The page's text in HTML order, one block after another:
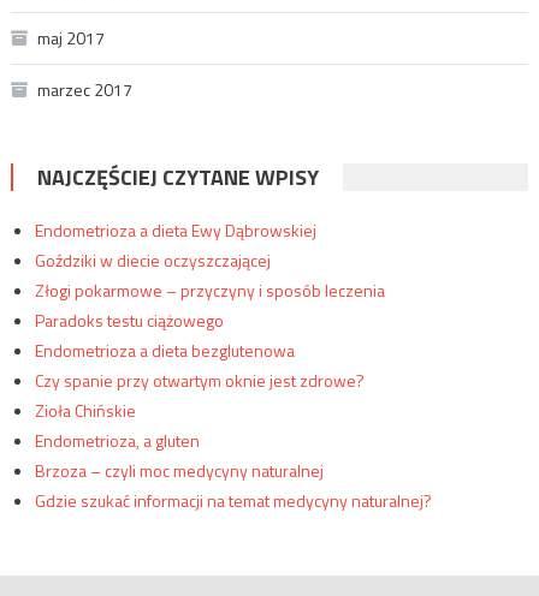
maj 2017
marzec 2017
NAJCZĘŚCIEJ CZYTANE WPISY
Endometrioza a dieta Ewy Dąbrowskiej
Goździki w diecie oczyszczającej
Złogi pokarmowe – przyczyny i sposób leczenia
Paradoks testu ciążowego
Endometrioza a dieta bezglutenowa
Czy spanie przy otwartym oknie jest zdrowe?
Zioła Chińskie
Endometrioza, a gluten
Brzoza – czyli moc medycyny naturalnej
Gdzie szukać informacji na temat medycyny naturalnej?